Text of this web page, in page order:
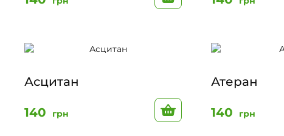
Асцитан
140 грн До кошику
Атеран
140 грн